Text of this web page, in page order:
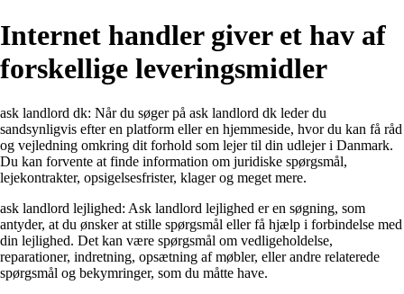
Internet handler giver et hav af
forskellige leveringsmidler
ask landlord dk: Når du søger på ask landlord dk leder du
sandsynligvis efter en platform eller en hjemmeside, hvor du kan få råd
og vejledning omkring dit forhold som lejer til din udlejer i Danmark.
Du kan forvente at finde information om juridiske spørgsmål,
lejekontrakter, opsigelsesfrister, klager og meget mere.
ask landlord lejlighed: Ask landlord lejlighed er en søgning, som
antyder, at du ønsker at stille spørgsmål eller få hjælp i forbindelse med
din lejlighed. Det kan være spørgsmål om vedligeholdelse,
reparationer, indretning, opsætning af møbler, eller andre relaterede
spørgsmål og bekymringer, som du måtte have.